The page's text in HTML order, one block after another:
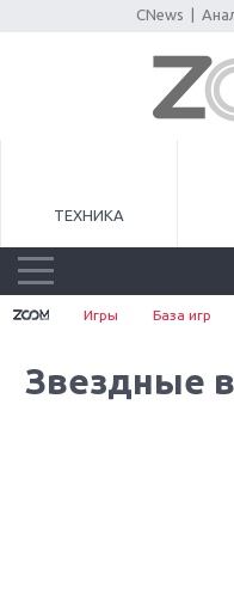
CNews
ТЕХНИКА
Игры База игр
Звездные